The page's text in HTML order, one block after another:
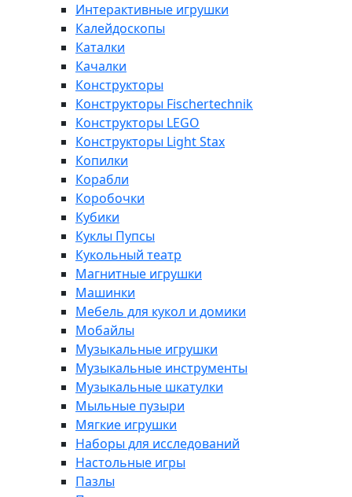
Интерактивные игрушки
Калейдоскопы
Каталки
Качалки
Конструкторы
Конструкторы Fisсhertechnik
Конструкторы LEGO
Конструкторы Light Stax
Копилки
Корабли
Коробочки
Кубики
Куклы Пупсы
Кукольный театр
Магнитные игрушки
Машинки
Мебель для кукол и домики
Мобайлы
Музыкальные игрушки
Музыкальные инструменты
Музыкальные шкатулки
Мыльные пузыри
Мягкие игрушки
Наборы для исследований
Настольные игры
Пазлы